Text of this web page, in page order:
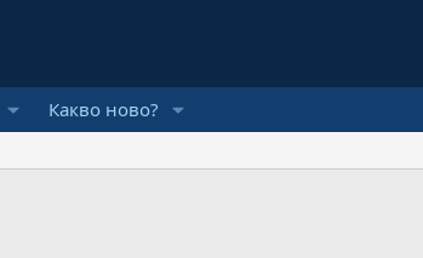
Какво ново?